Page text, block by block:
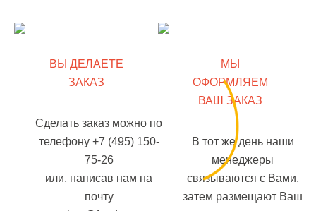
ВЫ ДЕЛАЕТЕ
ЗАКАЗ
Сделать заказ можно по
телефону +7 (495) 150-
75-26
или, написав нам на
почту
МЫ
ОФОРМЛЯЕМ
ВАШ ЗАКАЗ
В тот же день наши
менеджеры
связываются с Вами,
затем размещают Ваш